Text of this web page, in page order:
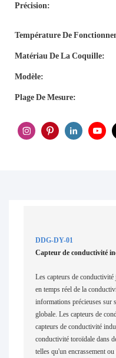
Précision:
Température De
Matériau De La Coquille:
Modèle:
Plage De Mesure:
DDG-DY-01
Capteur de conductivité
Les capteurs de
en temps réel de la
informations précieuses sur
globale. Les capteurs de
capteurs de conductivité
conductivité toroïdale dans
telles qu'un encrassement